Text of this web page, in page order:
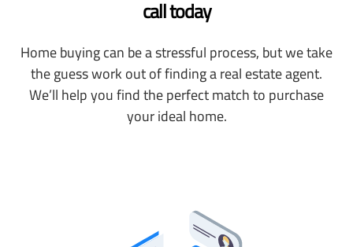
call today
Home buying can be a stressful process, but we take
the guess work out of finding a real estate agent.
We’ll help you find the perfect match to purchase
your ideal home.